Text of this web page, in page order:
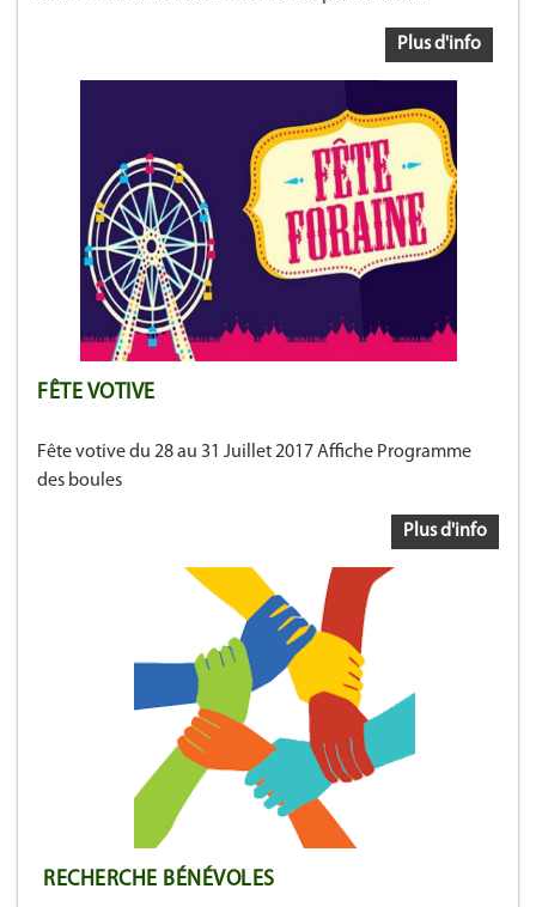
Plus d'info
FÊTE VOTIVE
Fête votive du 28 au 31 Juillet 2017 Affiche Programme
des boules
Plus d'info
RECHERCHE BÉNÉVOLES